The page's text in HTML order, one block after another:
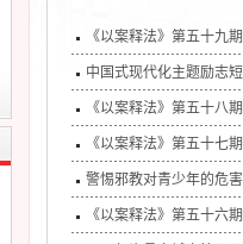
《以案释法》第五十九
中国式现代化主题励志
《以案释法》第五十八
《以案释法》第五十七
警惕邪教对青少年的危害
《以案释法》第五十六